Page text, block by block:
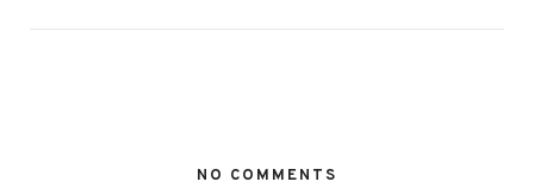
NO COMMENTS